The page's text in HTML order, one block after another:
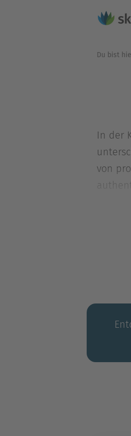
Du bist
In der
von